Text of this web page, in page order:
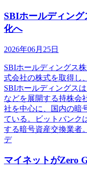
SBIホールディン
化へ
2026年06月25日
SBIホールディングス
式会社の株式を取得し
SBIホールディングス
などを展開する持株会
社を中心に、国内の暗
ている。ビットバンク
する暗号資産交換業者
デ
マイネットがZero